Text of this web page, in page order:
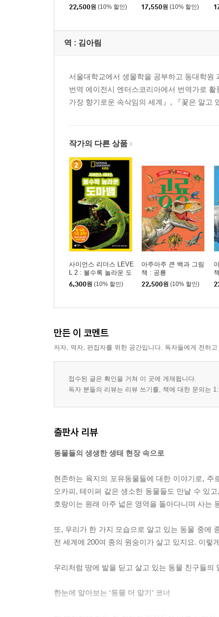
22,500원 (10% 할인) 17,550원 (10% 할인)
역 : 김아림
서울대학교에서 생물학을 공부하고 동대학
번역 에이전시 엔터스코리아에서 번역가로
가장 향기로운 속삭임의 세계』, 『꽃은 알고
작가의 다른 상품
사이언스 리더스 LEVE
L 2 : 볼수록 놀라운 도
마뱀
6,300원 (10% 할인)
아주아주 큰 백과 그림
책 : 공룡
22,500원 (10% 할인)
만든 이 코멘트
저자, 역자, 편집자를 위한 공간입니다. 독자들에게 전하
접수된 글은 확인을 거쳐 이 곳에 게재됩니다.
독자 분들의 리뷰는 리뷰 쓰기를, 책에 대한 문의는
출판사 리뷰
동물들의 생생한 생태 현장 속으로
현존하는 육지의 포유동물들에 대한 이야기로,
오카피, 테이퍼 같은 생소한 동물들도 만날 수 있
호랑이는 원래 아주 넓은 영역을 돌아다니며 사는
또, 우리가 한 가지 모습으로 알고 있는 동물 중에
전 세계에 200여 종의 원숭이가 살고 있지요. 이
우리처럼 땅에 발을 딛고 살고 있는 동물 친구들의
한눈에 알아보는 ‘동물 더 알기’ 코너